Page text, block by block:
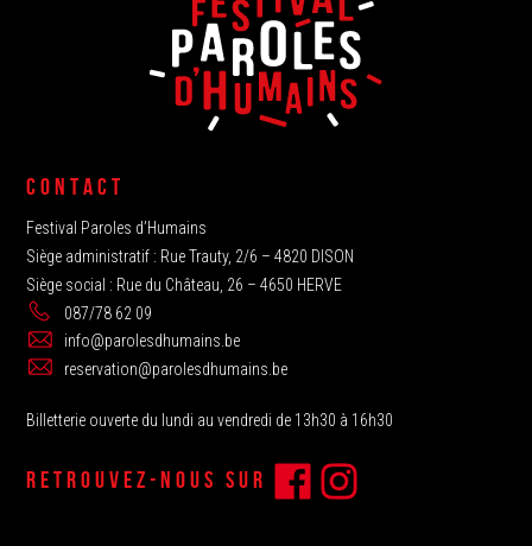
CONTACT
Festival Paroles d’Humains
Siège administratif : Rue Trauty, 2/6 – 4820 DISON
Siège social : Rue du Château, 26 – 4650 HERVE
087/78 62 09
info@parolesdhumains.be
reservation@parolesdhumains.be
Billetterie ouverte du lundi au vendredi de 13h30 à 16h30
RETROUVEZ-NOUS SUR